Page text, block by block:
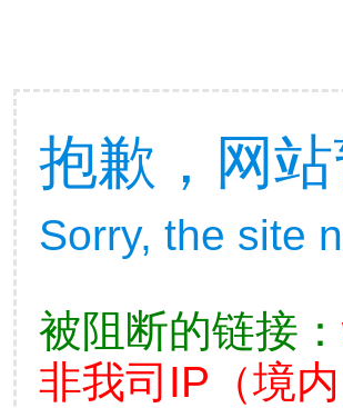
抱歉，网
Sorry, the site
被阻断的链接：
非我司IP（境